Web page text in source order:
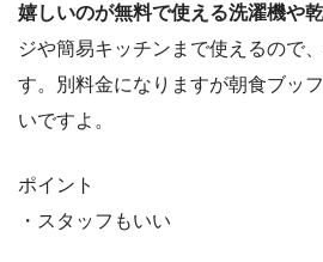
嬉しいのが無料で使える洗濯機や乾
ジや簡易キッチンまで使えるので
す。別料金になりますが朝食ブッ
いですよ。
ポイント
・スタッフもいい